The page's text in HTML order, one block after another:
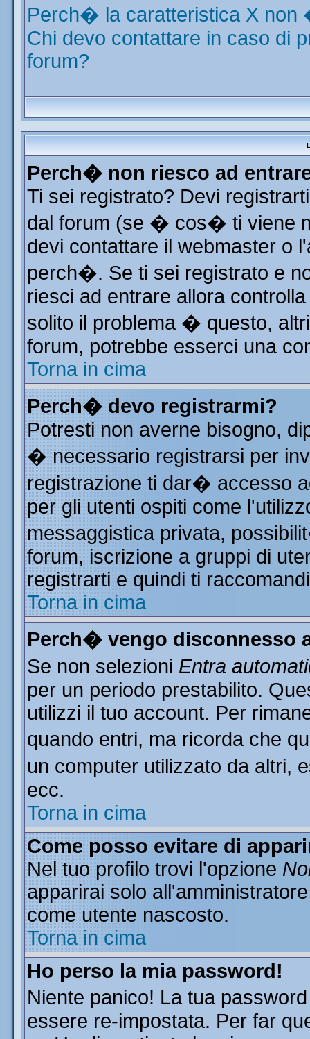
Perch� la caratteristica X non
Chi devo contattare in caso di
forum?
Perch� non riesco ad
Ti sei registrato? Devi
dal forum (se � cos� ti viene
devi contattare il webmaster o
perch�. Se ti sei registrato e
riesci ad entrare allora
solito il problema � questo,
forum, potrebbe esserci una
Torna in cima
Perch� devo registrarmi?
Potresti non averne bisogno,
� necessario registrarsi per
registrazione ti dar� accesso
per gli utenti ospiti come
messaggistica privata,
forum, iscrizione a gruppi di
registrarti e quindi ti
Torna in cima
Perch� vengo disconnesso
Se non selezioni Entra
per un periodo prestabilito.
utilizzi il tuo account. Per
quando entri, ma ricorda che
un computer utilizzato da
ecc.
Torna in cima
Come posso evitare di
Nel tuo profilo trovi l'opzione
apparirai solo
come utente nascosto.
Torna in cima
Ho perso la mia password!
Niente panico! La tua
essere re-impostata. Per far